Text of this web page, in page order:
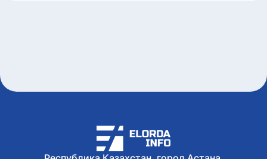
Как очищают реку Есиль от
водорослей, тины и мусора в Астане